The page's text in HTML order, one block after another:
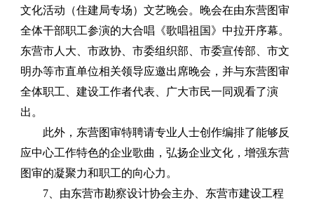
文化活动（住建局专场）文艺晚会。 晚会在由东营图审
全体干部职工参演的大合唱《歌唱祖国》中拉开序幕。
东营市人大、市政协、市委组织部、市委宣传部、市文
明办等市直单位相关领导应邀出席晚会，并与东营图审
全体职工、建设工作者代表、广大市民一同观看了演
出。
此外，东营图审特聘请专业人士创作编排了能够反
应中心工作特色的企业歌曲，弘扬企业文化，增强东营
图审的凝聚力和职工的向心力。
7、由东营市勘察设计协会主办、东营市建设工程